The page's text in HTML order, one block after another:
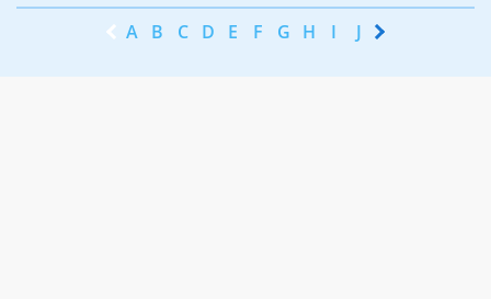
A B C D E F G H I J K